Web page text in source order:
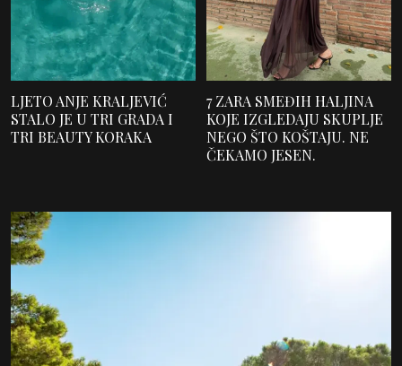
LJETO ANJE KRALJEVIĆ
STALO JE U TRI GRADA I
TRI BEAUTY KORAKA
7 ZARA SMEĐIH HALJINA
KOJE IZGLEDAJU SKUPLJE
NEGO ŠTO KOŠTAJU. NE
ČEKAMO JESEN.